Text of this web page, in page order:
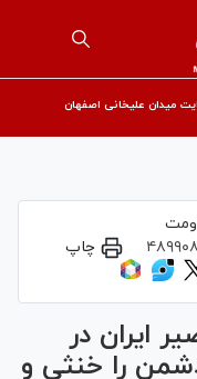
میدان علیخانی اصفهان
چاپ
ایران در
را خنثی و